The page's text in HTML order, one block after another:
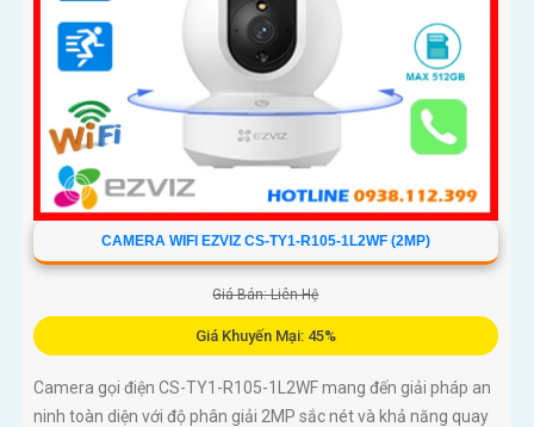
CAMERA WIFI EZVIZ CS-TY1-R105-1L2WF (2MP)
Giá Bán: Liên Hệ
Giá Khuyến Mại: 45%
Camera gọi điện CS-TY1-R105-1L2WF mang đến giải pháp an
ninh toàn diện với độ phân giải 2MP sắc nét và khả năng quay